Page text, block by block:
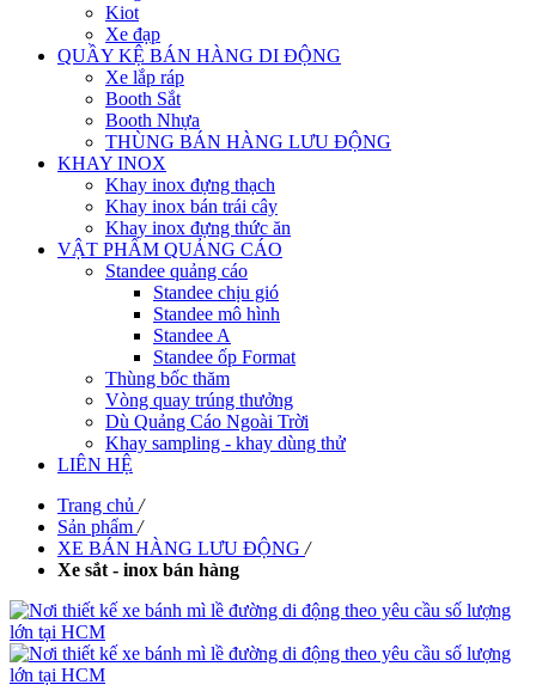
Kiot
Xe đạp
QUẦY KỆ BÁN HÀNG DI ĐỘNG
Xe lắp ráp
Booth Sắt
Booth Nhựa
THÙNG BÁN HÀNG LƯU ĐỘNG
KHAY INOX
Khay inox đựng thạch
Khay inox bán trái cây
Khay inox đựng thức ăn
VẬT PHẨM QUẢNG CÁO
Standee quảng cáo
Standee chịu gió
Standee mô hình
Standee A
Standee ốp Format
Thùng bốc thăm
Vòng quay trúng thưởng
Dù Quảng Cáo Ngoài Trời
Khay sampling - khay dùng thử
LIÊN HỆ
Trang chủ /
Sản phẩm /
XE BÁN HÀNG LƯU ĐỘNG /
Xe sắt - inox bán hàng